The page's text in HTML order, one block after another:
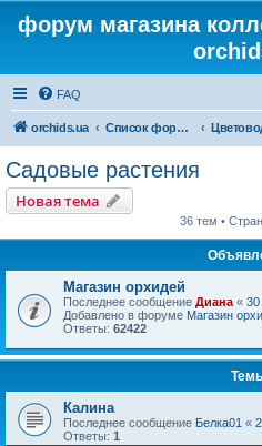
форум магазина
FAQ
orchids.ua Список форумов
Садовые растения
Новая тема
36 тем •
Магазин орхидей
Последнее сообщение Диана « 30
Добавлено в форуме Магазин
Ответы: 62422
Калина
Последнее сообщение Белка01 «
Ответы: 1